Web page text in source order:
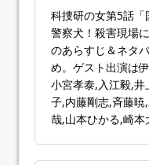
科捜研の女第5話
警察犬！殺害現場
のあらすじ＆ネタ
め。ゲスト出演は
小宮孝泰,入江毅,
子,内藤剛志,斉藤
哉,山本ひかる,崎本